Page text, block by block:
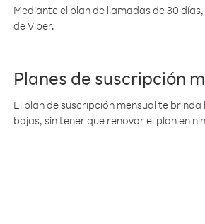
Mediante el plan de llamadas de 30
de Viber.
Planes de suscripción
El plan de suscripción mensual te
bajas, sin tener que renovar el plan en